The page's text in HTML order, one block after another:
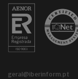
geral@iberinform.pt